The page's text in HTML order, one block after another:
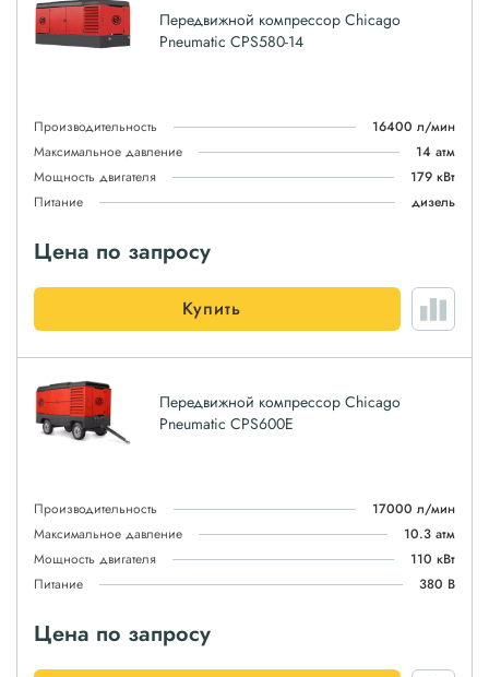
Передвижной компрессор Chicago
Pneumatic CPS580-14
Производительность
16400 л/мин
Максимальное давление
14 атм
Мощность двигателя
179 кВт
Питание
дизель
Цена по запросу
Купить
Передвижной компрессор Chicago
Pneumatic CPS600E
Производительность
17000 л/мин
Максимальное давление
10.3 атм
Мощность двигателя
110 кВт
Питание
380 В
Цена по запросу